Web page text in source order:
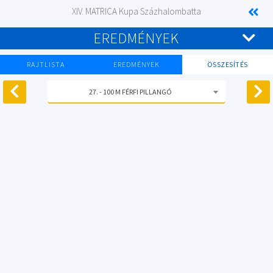
XIV. MATRICA Kupa Százhalombatta
EREDMÉNYEK
RAJTLISTA EREDMÉNYEK ÖSSZESÍTÉS
27. - 100 M FÉRFI PILLANGÓ